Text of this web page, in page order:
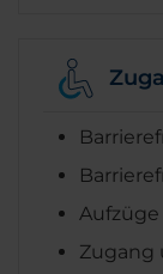
Zugang